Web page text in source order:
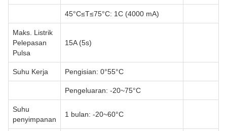
45°C≤T≤75°C: 1C (4000 mA)
Maks. Listrik
Pelepasan
Pulsa
15A (5s)
Suhu Kerja Pengisian: 0°55°C
Pengeluaran: -20~75°C
Suhu
penyimpanan
1 bulan: -20~60°C